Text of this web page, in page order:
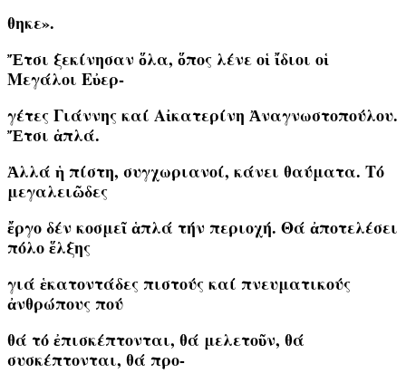
θηκε».
Ἔτσι ξεκίνησαν ὅλα, ὅπος λένε οἱ ἴδιοι οἱ
Μεγάλοι Εὐερ-
γέτες Γιάννης καί Αἰκατερίνη Ἀναγνωστοπούλου.
Ἔτσι ἁπλά.
Ἀλλά ἡ πίστη, συγχωριανοί, κάνει θαύματα. Tό
μεγαλειῶδες
ἔργο δέν κοσμεῖ ἁπλά τήν περιοχή. Θά ἀποτελέσει
πόλο ἕλξης
γιά ἑκατοντάδες πιστούς καί πνευματικούς
ἀνθρώπους πού
θά τό ἐπισκέπτονται, θά μελετοῦν, θά
συσκέπτονται, θά προ-